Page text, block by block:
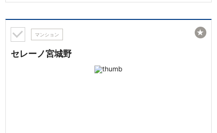
マンション
セレーノ宮城野
★